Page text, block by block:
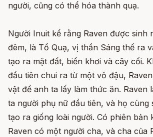
người, cũng có thể hóa thành quạ.
Người Inuit kể rằng Raven được sinh
đêm, là Tổ Quạ, vị thần Sáng thế ra
tạo ra mặt đất, biển khơi và cây cối.
đầu tiên chui ra từ một vỏ đậu,
vật để anh ta lấy làm thức ăn. Raven
ta người phụ nữ đầu tiên, và họ cùng
tạo ra giống loài người. Có phiên bản
Raven có một người cha, và cha của